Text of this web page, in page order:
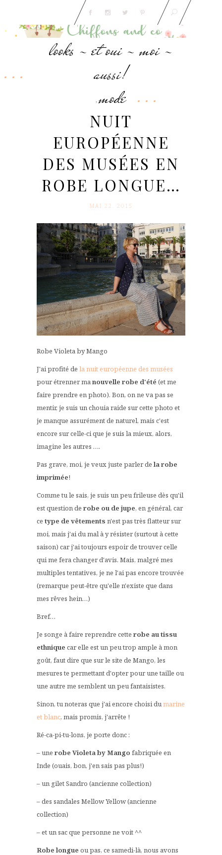
looks - et oui - moi -
aussi!
, mode
NUIT
EUROPÉENNE
DES MUSÉES EN
ROBE LONGUE…
MAI 22. 2015
Robe Violeta by Mango
J'ai profité de la nuit européenne des musées
pour étrenner ma nouvelle robe d'été (et me
faire prendre en photo). Bon, on ne va pas se
mentir, je suis un chouia raide sur cette photo et
je manque assurément de naturel, mais c'est
encore sur celle-ci que je suis la mieux, alors,
imagine les autres ….
Pas grave, moi, je veux juste parler de la robe
imprimée!
Comme tu le sais, je suis un peu frileuse dès qu'il
est question de robe ou de jupe, en général, car
ce type de vêtements n'est pas très flatteur sur
moi, mais j'ai du mal à y résister (surtout à cette
saison) car j'ai toujours espoir de trouver celle
qui me fera changer d'avis. Mais, malgré mes
multiples tentatives, je ne l'ai pas encore trouvée
(remarque peut-être qu'elle n'existe que dans
mes rêves hein…)
Bref…
Je songe à faire reprendre cette robe au tissu
ethnique car elle est un peu trop ample à mon
goût, faut dire que sur le site de Mango, les
mesures te permettant d'opter pour une taille ou
une autre me semblent un peu fantaisistes.
Sinon, tu noteras que j'ai encore choisi du marine
et blanc, mais promis, j'arrête !
Ré-ca-pi-tu-lons, je porte donc :
– une robe Violeta by Mango fabriquée en
Inde (ouais, bon, j'en sais pas plus!)
– un gilet Sandro (ancienne collection)
– des sandales Mellow Yellow (ancienne
collection)
– et un sac que personne ne voit ^^
Robe longue ou pas, ce samedi-là, nous avons